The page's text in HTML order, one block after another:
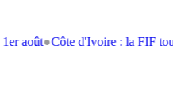
Côte d'Ivoire : la FIF tourne la